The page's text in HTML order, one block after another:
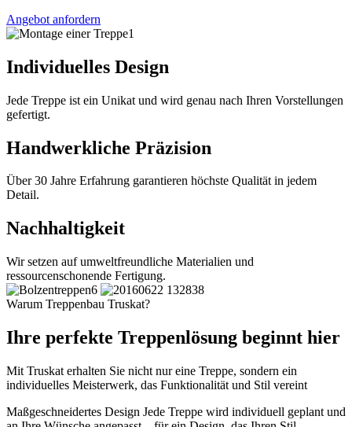
Angebot anfordern
Individuelles Design
Jede Treppe ist ein Unikat und wird genau nach Ihren Vorstellungen
gefertigt.
Handwerkliche Präzision
Über 30 Jahre Erfahrung garantieren höchste Qualität in jedem
Detail.
Nachhaltigkeit
Wir setzen auf umweltfreundliche Materialien und
ressourcenschonende Fertigung.
Warum Treppenbau Truskat?
Ihre perfekte Treppenlösung beginnt hier
Mit Truskat erhalten Sie nicht nur eine Treppe, sondern ein
individuelles Meisterwerk, das Funktionalität und Stil vereint
Maßgeschneidertes Design Jede Treppe wird individuell geplant und